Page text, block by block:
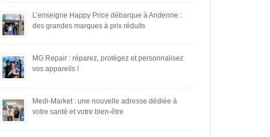
L’enseigne Happy Price débarque à Andenne :
des grandes marques à prix réduits
MG Repair : réparez, protégez et personnalisez
vos appareils !
Medi-Market : une nouvelle adresse dédiée à
votre santé et votre bien-être